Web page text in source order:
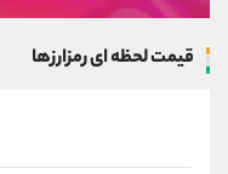
قیمت لحظه ای رمزارزها